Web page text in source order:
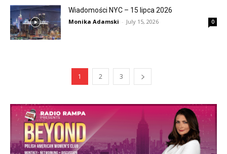
Wiadomości NYC – 15 lipca 2026
Monika Adamski - July 15, 2026 0
1 2 3